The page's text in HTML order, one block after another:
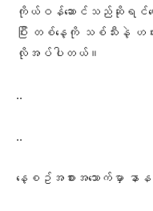
ကိုယ်ဝန်ဆောင်သည်ဆိုရင်တ
ပြီး တစ်နေ့ကို သစ်သီးနဲ့
လိုအပ်ပါတယ်။
..
..
နေ့စဥ်အစားအသောက်မှာ